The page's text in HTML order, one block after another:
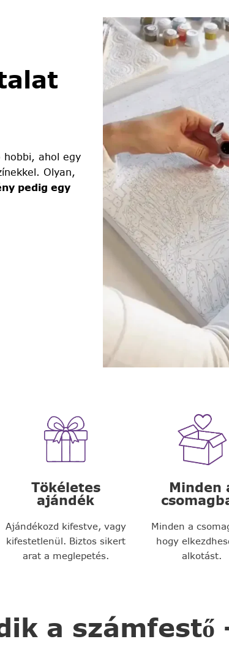
hobbi, ahol egy
Olyan,
pedig egy
Tökéletes
ajándék
Ajándékozd kifestve, vagy
kifestetlenül. Biztos sikert
arat a meglepetés.
Minden
Minden a
hogy
alkotást.
a számfestő